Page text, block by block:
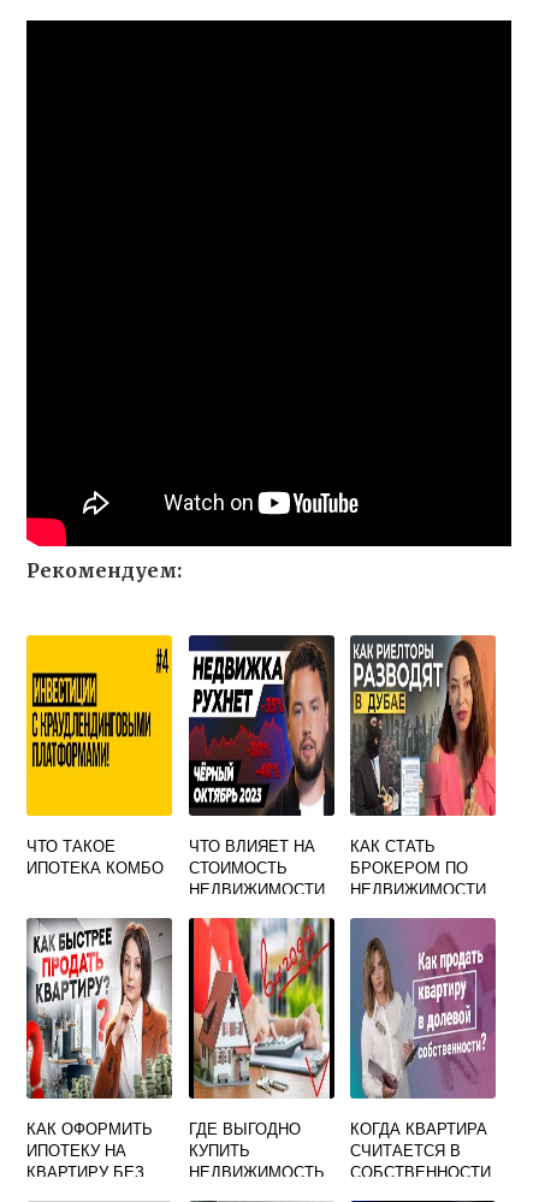
Рекомендуем:
ЧТО ТАКОЕ
ИПОТЕКА КОМБО
ЧТО ВЛИЯЕТ НА
СТОИМОСТЬ
НЕДВИЖИМОСТИ
КАК СТАТЬ
БРОКЕРОМ ПО
НЕДВИЖИМОСТИ
КАК ОФОРМИТЬ
ИПОТЕКУ НА
КВАРТИРУ БЕЗ
ГДЕ ВЫГОДНО
КУПИТЬ
НЕДВИЖИМОСТЬ
КОГДА КВАРТИРА
СЧИТАЕТСЯ В
СОБСТВЕННОСТИ